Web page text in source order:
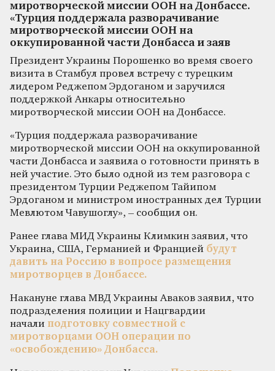
миротворческой миссии ООН на Донбассе.
«Турция поддержала разворачивание
миротворческой миссии ООН на
оккупированной части Донбасса и заяв
Президент Украины Порошенко во время своего
визита в Стамбул провел встречу с турецким
лидером Реджепом Эрдоганом и заручился
поддержкой Анкары относительно
миротворческой миссии ООН на Донбассе.
«Турция поддержала разворачивание
миротворческой миссии ООН на оккупированной
части Донбасса и заявила о готовности принять в
ней участие. Это было одной из тем разговора с
президентом Турции Реджепом Тайипом
Эрдоганом и министром иностранных дел Турции
Мевлютом Чавушоглу», – сообщил он.
Ранее глава МИД Украины Климкин заявил, что
Украина, США, Германией и Францией будут
давить на Россию в вопросе размещения
миротворцев в Донбассе.
Накануне глава МВД Украины Аваков заявил, что
подразделения полиции и Нацгвардии
начали подготовку совместной с
миротворцами ООН операции по
«освобождению» Донбасса.